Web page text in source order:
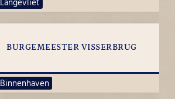
BURGEMEESTER VISSERBRUG
Binnenhaven